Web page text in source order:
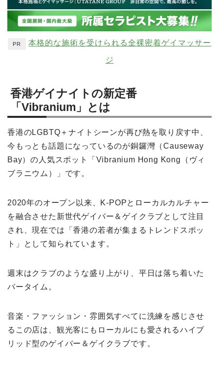
PR 本格的な施術を受けられる全裸密着ゲイマッサー
ジ
香港ゲイナイトの新定番
「Vibranium」とは
香港のLGBTQ＋ナイトシーンが再び熱を取り戻す中、
今もっとも話題になっているのが銅鑼灣（Causeway
Bay）の人気スポット「Vibranium Hong Kong（ヴィ
ブラニウム）」です。
2020年のオープン以来、K-POPとローカルカルチャー
を融合させた新世代ゲイバー＆ゲイクラブとして注目
され、現在では「香港の若者が集まるトレンドスポッ
ト」として知られています。
週末はクラブのような盛り上がり、平日は落ち着いた
バータイム。
音楽・ファッション・雰囲気すべてに洗練を感じさせ
るこの店は、観光客にもローカルにも愛されるハイブ
リッド型のゲイバー＆ゲイクラブです。